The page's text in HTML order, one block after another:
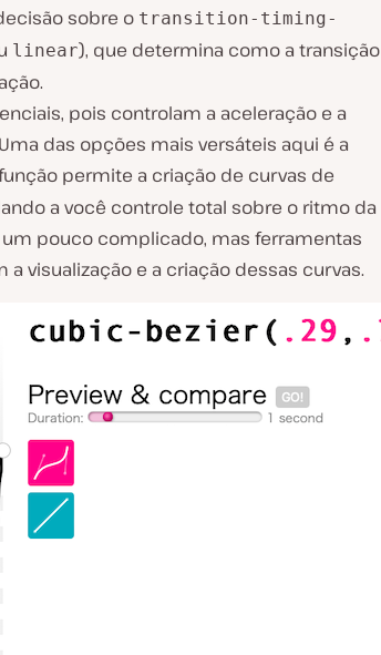
sobre o transition-timing-
linear), que determina como a transição
pois controlam a aceleração e a
das opções mais versáteis aqui é a
permite a criação de curvas de
a você controle total sobre o ritmo da
pouco complicado, mas ferramentas
a visualização e a criação dessas curvas.